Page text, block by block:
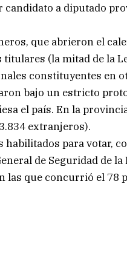
a diputado
que abrieron el
(la mitad de la
constituyentes en
bajo un estricto
el país. En la
extranjeros).
habilitados para votar,
de Seguridad de
las que concurrió el